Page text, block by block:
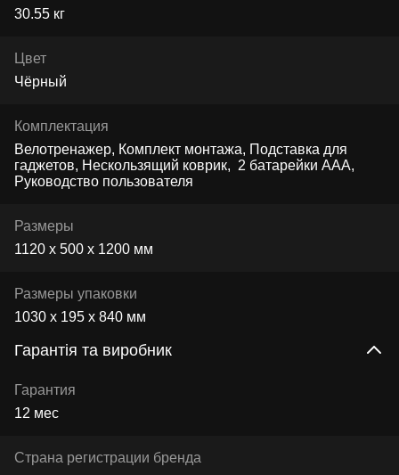
30.55 кг
Цвет
Чёрный
Комплектация
Велотренажер, Комплект монтажа, Подставка для
гаджетов, Нескользящий коврик, 2 батарейки ААА,
Руководство пользователя
Размеры
1120 x 500 x 1200 мм
Размеры упаковки
1030 х 195 х 840 мм
Гарантія та виробник
Гарантия
12 мес
Страна регистрации бренда